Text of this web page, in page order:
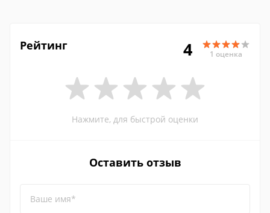
Рейтинг 4 1 оценка
Нажмите, для быстрой оценки
Оставить отзыв
Ваше имя*